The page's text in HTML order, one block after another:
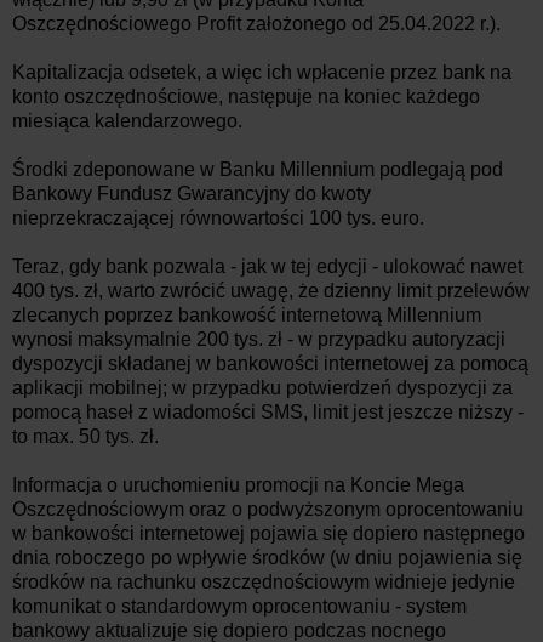
Oszczędnościowego Profit założonego od 25.04.2022 r.).
Kapitalizacja odsetek, a więc ich wpłacenie przez bank na
konto oszczędnościowe, następuje na koniec każdego
miesiąca kalendarzowego.
Środki zdeponowane w Banku Millennium podlegają pod
Bankowy Fundusz Gwarancyjny do kwoty
nieprzekraczającej równowartości 100 tys. euro.
Teraz, gdy bank pozwala - jak w tej edycji - ulokować nawet
400 tys. zł, warto zwrócić uwagę, że dzienny limit przelewów
zlecanych poprzez bankowość internetową Millennium
wynosi maksymalnie 200 tys. zł - w przypadku autoryzacji
dyspozycji składanej w bankowości internetowej za pomocą
aplikacji mobilnej; w przypadku potwierdzeń dyspozycji za
pomocą haseł z wiadomości SMS, limit jest jeszcze niższy -
to max. 50 tys. zł.
Informacja o uruchomieniu promocji na Koncie Mega
Oszczędnościowym oraz o podwyższonym oprocentowaniu
w bankowości internetowej pojawia się dopiero następnego
dnia roboczego po wpływie środków (w dniu pojawienia się
środków na rachunku oszczędnościowym widnieje jedynie
komunikat o standardowym oprocentowaniu - system
bankowy aktualizuje się dopiero podczas nocnego